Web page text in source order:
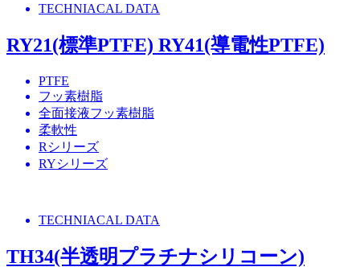
TECHNIACAL DATA
RY21(標準PTFE) RY41(導電性PTFE)
PTFE
フッ素樹脂
全面接液フッ素樹脂
柔軟性
Rシリーズ
RYシリーズ
TECHNIACAL DATA
TH34(半透明プラチナシリコーン)